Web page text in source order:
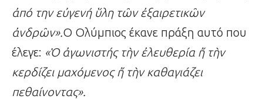
ἀπό την εὐγενή ὕλη τῶνἐξαιρετικῶν
ἀνδρῶν».Ο Ολύμπιος έκανε πράξη αυτό που
έλεγε: «Ὁ ἀγωνιστής τὴνἐλευθερία ἤτὴν
κερδίζει μαχόμενος ἤτὴν καθαγιάζει
πεθαίνοντας».